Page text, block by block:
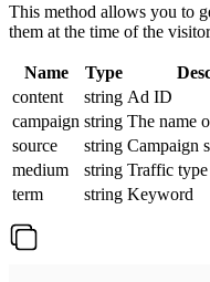
This method allows you to
them at the time of the
Name Type
content
string Ad ID
campaign string The name
source
string Campaign
medium
string Traffic type
term
string Keyword